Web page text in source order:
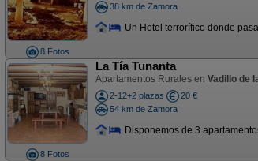
8 Fotos
38 km de Zamora
Un Hotel terrorífico donde
8 Fotos
La Tía Tunanta
Apartamentos Rurales en Vadillo de
2-12+2 plazas
20 €
54 km de Zamora
Disponemos de 3